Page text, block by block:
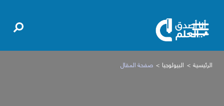
الرئيسية البيولوجيا صفحة المقال